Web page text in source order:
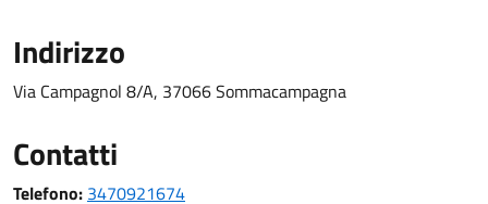
Indirizzo
Via Campagnol 8/A, 37066 Sommacampagna
Contatti
Telefono: 3470921674